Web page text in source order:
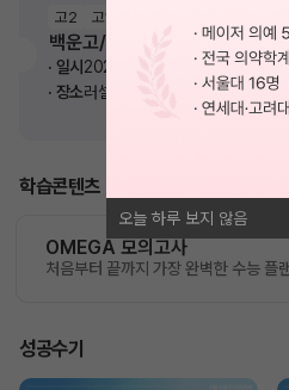
오늘 하루 보지 않음
고2 고1
백운고/백영고 내신대비 학습전
일시 2026. 08. 08(토) 오전 11시
장소러셀 평촌학원
학습콘텐츠
OMEGA 모의고사
처음부터 끝까지 가장 완벽한 수능 플
성공수기